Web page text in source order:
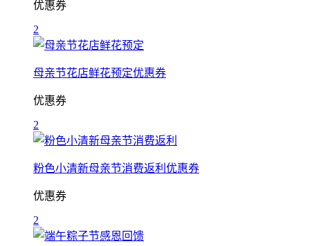
优惠券
2
母亲节花店鲜花预定优惠券
优惠券
2
粉色小清新母亲节消费返利优惠券
优惠券
2